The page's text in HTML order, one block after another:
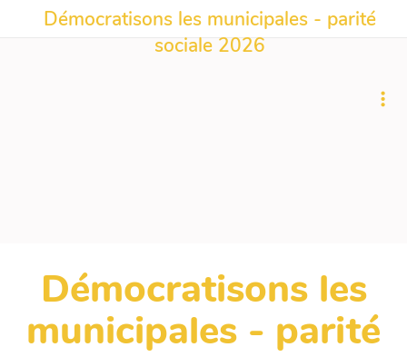
Démocratisons les municipales - parité
sociale 2026
Démocratisons les
municipales - parité